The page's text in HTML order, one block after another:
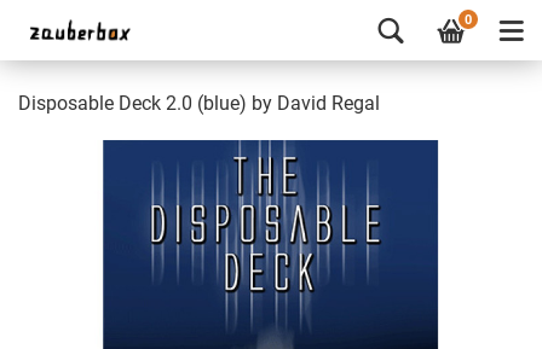
0
Disposable Deck 2.0 (blue) by David Regal